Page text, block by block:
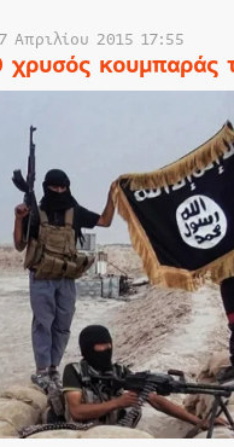
Απριλίου 2015 17:55
χρυσός κουμπαράς